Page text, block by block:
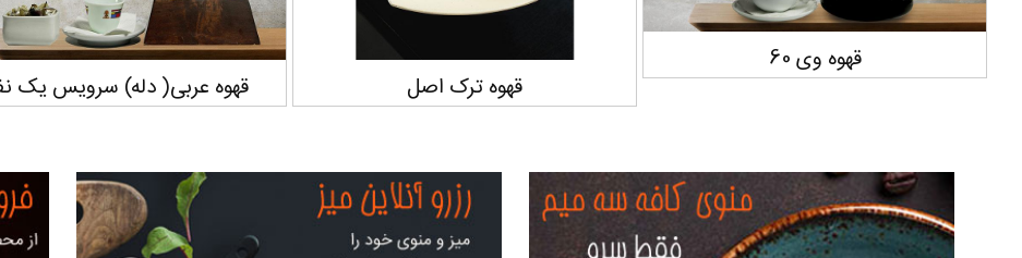
قهوه ترک اصل قهوه عربی( دله) سرویس یک نفره کمکس